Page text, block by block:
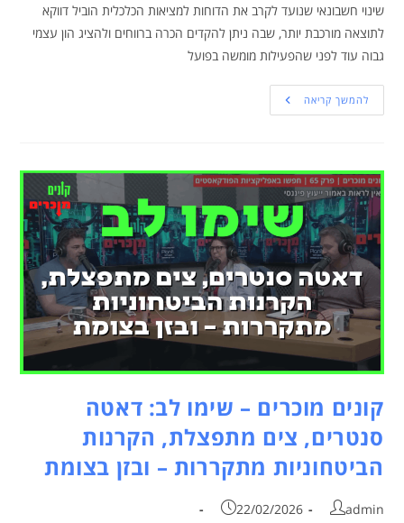
שינוי חשבונאי שנועד לקרב את הדוחות למציאות הכלכלית הוביל דווקא
לתוצאה מורכבת יותר, שבה ניתן להקדים הכרה ברווחים ולהציג הון עצמי
גבוה עוד לפני שהפעילות מומשה בפועל
להמשך קריאה
קונים מוכרים – שימו לב: דאטה
סנטרים, צים מתפצלת, הקרנות
הביטחוניות מתקררות – ובזן בצומת
admin
22/02/2026